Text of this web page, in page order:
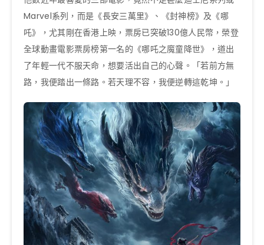
Marvel系列，而是《長安三萬里》、《封神榜》及《哪
吒》，尤其剛在香港上映，票房已突破130億人民幣，榮登
全球動畫電影票房榜第一名的《哪吒之魔童降世》，道出
了年輕一代不服天命，想要活出自己的心聲。「若前方無
路，我便踏出一條路。若天理不容，我便逆轉這乾坤。」